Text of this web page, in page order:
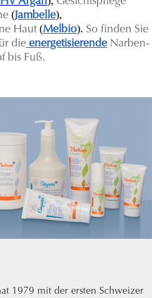
(Jambelle),
Haut (Melbio). So finden Sie
die energetisierendeNarben-
bis Fuß.
1979 mit der ersten Schweizer